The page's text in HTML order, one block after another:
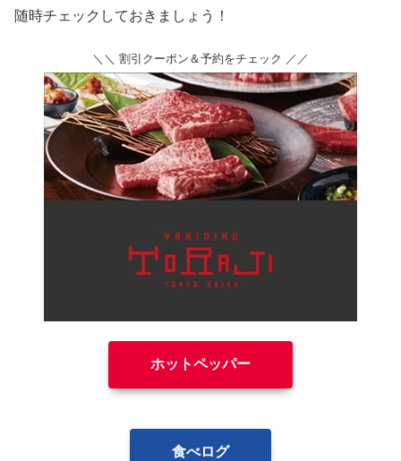
随時チェックしておきましょう！
＼＼ 割引クーポン＆予約をチェック ／／
ホットペッパー
食べログ